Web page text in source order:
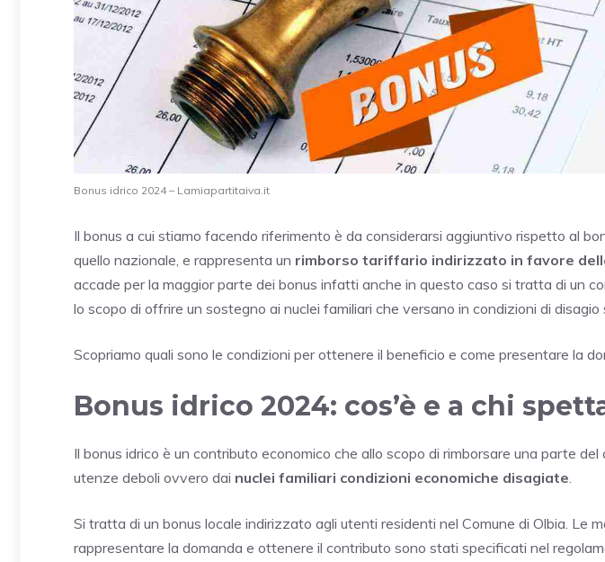
Bonus idrico 2024 – Lamiapartitaiva.it
Il bonus a cui stiamo facendo riferimento è da considerarsi aggiuntivo rispetto al
quello nazionale, e rappresenta un rimborso tariffario indirizzato in favore
accade per la maggior parte dei bonus infatti anche in questo caso si tratta di un
lo scopo di offrire un sostegno ai nuclei familiari che versano in condizioni di disagio
Scopriamo quali sono le condizioni per ottenere il beneficio e come presentare la
Bonus idrico 2024: cos’è e a chi
Il bonus idrico è un contributo economico che allo scopo di rimborsare una parte
utenze deboli ovvero dai nuclei familiari condizioni economiche disagiate.
Si tratta di un bonus locale indirizzato agli utenti residenti nel Comune di Olbia. Le
rappresentare la domanda e ottenere il contributo sono stati specificati nel